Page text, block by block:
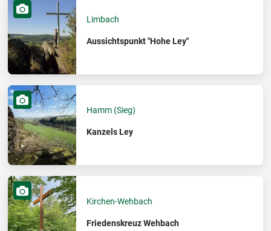
Limbach
Aussichtspunkt "Hohe Ley"
Hamm (Sieg)
Kanzels Ley
Kirchen-Wehbach
Friedenskreuz Wehbach